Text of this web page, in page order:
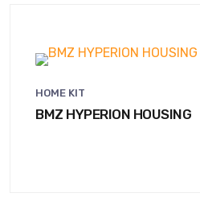
HOME KIT
BMZ HYPERION HOUSING